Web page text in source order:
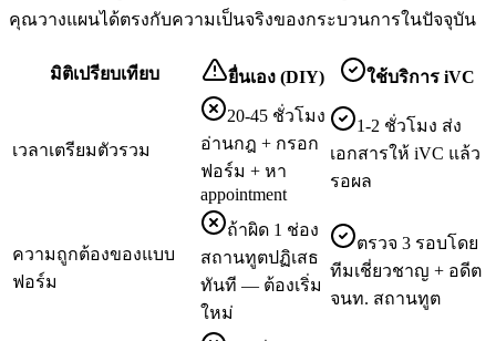
คุณวางแผนได้ตรงกับความเป็นจริงของกระบวนการในปัจจุบัน
มิติเปรียบเทียบ ยื่นเอง (DIY) ใช้บริการ iVC
เวลาเตรียมตัวรวม
20-45 ชั่วโมง
อ่านกฎ + กรอก
ฟอร์ม + หา
appointment
1-2 ชั่วโมง ส่ง
เอกสารให้ iVC แล้ว
รอผล
ความถูกต้องของแบบ
ฟอร์ม
ถ้าผิด 1 ช่อง
สถานทูตปฏิเสธ
ทันที — ต้องเริ่ม
ใหม่
ตรวจ 3 รอบโดย
ทีมเชี่ยวชาญ + อดีต
จนท. สถานทูต